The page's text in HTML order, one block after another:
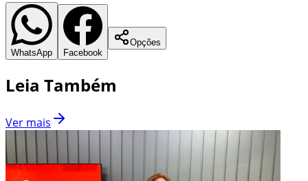
WhatsApp Facebook
Opções
Leia Também
Ver mais